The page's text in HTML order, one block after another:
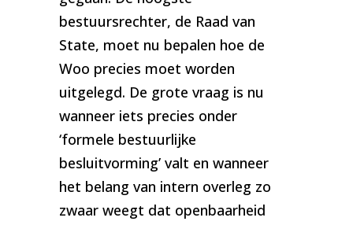
bestuursrechter, de Raad van
State, moet nu bepalen hoe de
Woo precies moet worden
uitgelegd. De grote vraag is nu
wanneer iets precies onder
‘formele bestuurlijke
besluitvorming’ valt en wanneer
het belang van intern overleg zo
zwaar weegt dat openbaarheid